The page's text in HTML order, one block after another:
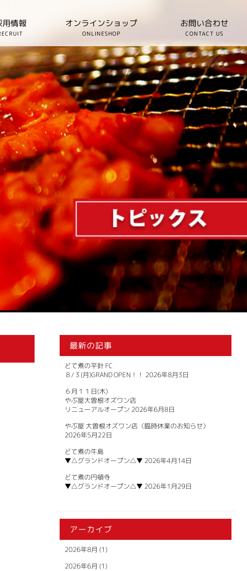
用情報 オンラインショップ
ONLINESHOP
お問い合わせ
CONTACT US
最新の記事
どて煮の平針 FC
８/３(月)GRAND OPEN！！ 2026年8月3日
６月１１日(木)
やぶ屋大曽根オズワン店
リニューアルオープン 2026年6月8日
やぶ屋 大曽根オズワン店〈臨時休業のお知らせ〉
2026年5月22日
どて煮の牛島
▼△グランドオープン△▼ 2026年4月14日
どて煮の円頓寺
▼△グランドオープン△▼ 2026年1月29日
アーカイブ
2026年8月 (1)
2026年6月 (1)